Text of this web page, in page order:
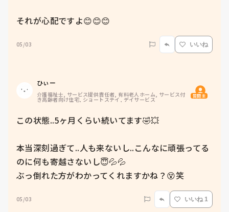
それが心配ですよ😊😊😊
05/03 いいね
ひぃー
介護福祉士, サービス提供責任者, 有料老人ホーム, サービス付
き高齢者向け住宅, ショートステイ, デイサービス 質問主
この状態..5ヶ月くらい続いてます🤣💥
本当深刻過ぎて..人も来ないし..こんなに頑張ってる
のに何も寄越さないし😇💦💦
ぶっ倒れた方がわかってくれますかね？😵笑
05/03 いいね 1